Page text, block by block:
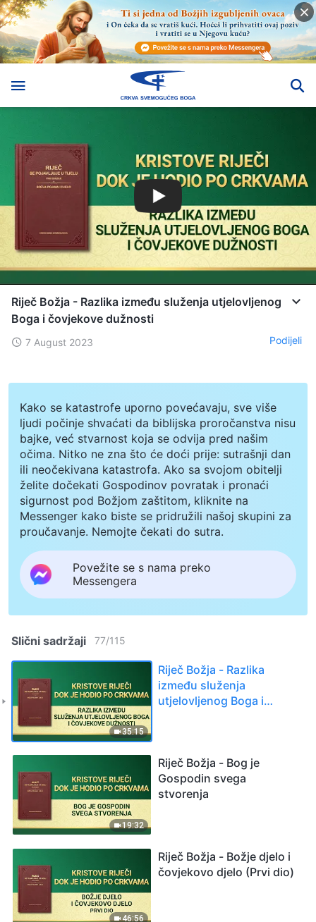
Riječ Božja - Razlika između služenja utjelovljenog
Boga i čovjekove dužnosti
7 August 2023 Podijeli
Kako se katastrofe uporno povećavaju, sve više
ljudi počinje shvaćati da biblijska proročanstva nisu
bajke, već stvarnost koja se odvija pred našim
očima. Nitko ne zna što će doći prije: sutrašnji dan
ili neočekivana katastrofa. Ako sa svojom obitelji
želite dočekati Gospodinov povratak i pronaći
sigurnost pod Božjom zaštitom, kliknite na
Messenger kako biste se pridružili našoj skupini za
proučavanje. Nemojte čekati do sutra.
Povežite se s nama preko
Messengera
Slični sadržaji 77/115
35:15
Riječ Božja - Razlika
između služenja
utjelovljenog Boga i
19:32
Riječ Božja - Bog je
Gospodin svega
stvorenja
46:56
Riječ Božja - Božje djelo i
čovjekovo djelo (Prvi dio)